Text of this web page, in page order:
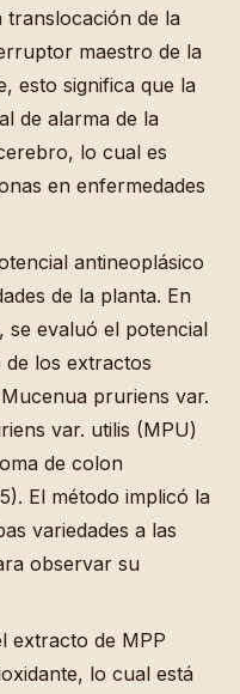
translocación de la
maestro de la
esto significa que la
de alarma de la
lo cual es
en enfermedades
antineoplásico
de la planta. En
se evaluó el potencial
los extractos
pruriens var.
var. utilis (MPU)
de colon
El método implicó la
variedades a las
observar su
extracto de MPP
lo cual está